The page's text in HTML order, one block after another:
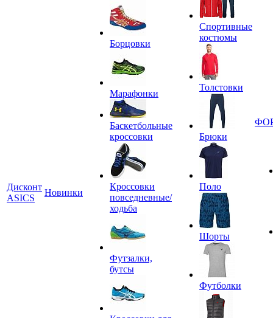
Дисконт
ASICS
Новинки
Борцовки
Марафонки
Баскетбольные
кроссовки
Кроссовки
повседневные/
ходьба
Футзалки,
бутсы
Спортивные
костюмы
Толстовки
Брюки
Поло
Шорты
Футболки